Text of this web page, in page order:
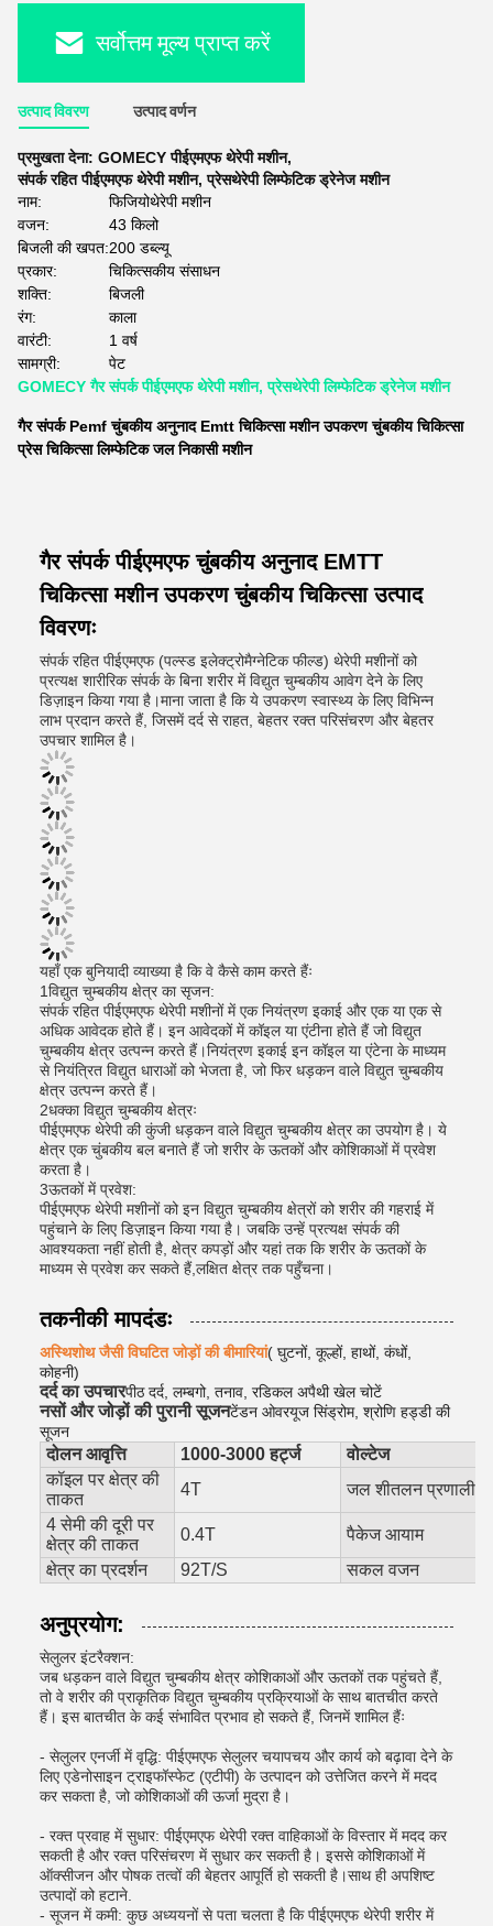
सर्वोत्तम मूल्य प्राप्त करें
उत्पाद विवरण उत्पाद वर्णन
प्रमुखता देना: GOMECY पीईएमएफ थेरेपी मशीन,
संपर्क रहित पीईएमएफ थेरेपी मशीन,प्रेसथेरेपी लिम्फेटिक ड्रेनेज मशीन
नाम:
फिजियोथेरेपी मशीन
वजन:
43 किलो
बिजली की खपत:200 डब्ल्यू
प्रकार:
चिकित्सकीय संसाधन
शक्ति:
बिजली
रंग:
काला
वारंटी:
1 वर्ष
सामग्री:
पेट
GOMECY गैर संपर्क पीईएमएफ थेरेपी मशीन, प्रेसथेरेपी लिम्फेटिक ड्रेनेज मशीन
गैर संपर्क Pemf चुंबकीय अनुनाद Emtt चिकित्सा मशीन उपकरण चुंबकीय चिकित्सा
प्रेस चिकित्सा लिम्फेटिक जल निकासी मशीन
गैर संपर्क पीईएमएफ चुंबकीय अनुनाद EMTT
चिकित्सा मशीन उपकरण चुंबकीय चिकित्सा उत्पाद
विवरणः
संपर्क रहित पीईएमएफ (पल्स्ड इलेक्ट्रोमैग्नेटिक फील्ड) थेरेपी मशीनों को
प्रत्यक्ष शारीरिक संपर्क के बिना शरीर में विद्युत चुम्बकीय आवेग देने के लिए
डिज़ाइन किया गया है।माना जाता है कि ये उपकरण स्वास्थ्य के लिए विभिन्न
लाभ प्रदान करते हैं, जिसमें दर्द से राहत, बेहतर रक्त परिसंचरण और बेहतर
उपचार शामिल है।
यहाँ एक बुनियादी व्याख्या है कि वे कैसे काम करते हैंः
1विद्युत चुम्बकीय क्षेत्र का सृजन:
संपर्क रहित पीईएमएफ थेरेपी मशीनों में एक नियंत्रण इकाई और एक या एक से
अधिक आवेदक होते हैं। इन आवेदकों में कॉइल या एंटीना होते हैं जो विद्युत
चुम्बकीय क्षेत्र उत्पन्न करते हैं।नियंत्रण इकाई इन कॉइल या एंटेना के माध्यम
से नियंत्रित विद्युत धाराओं को भेजता है, जो फिर धड़कन वाले विद्युत चुम्बकीय
क्षेत्र उत्पन्न करते हैं।
2धक्का विद्युत चुम्बकीय क्षेत्रः
पीईएमएफ थेरेपी की कुंजी धड़कन वाले विद्युत चुम्बकीय क्षेत्र का उपयोग है। ये
क्षेत्र एक चुंबकीय बल बनाते हैं जो शरीर के ऊतकों और कोशिकाओं में प्रवेश
करता है।
3ऊतकों में प्रवेश:
पीईएमएफ थेरेपी मशीनों को इन विद्युत चुम्बकीय क्षेत्रों को शरीर की गहराई में
पहुंचाने के लिए डिज़ाइन किया गया है। जबकि उन्हें प्रत्यक्ष संपर्क की
आवश्यकता नहीं होती है, क्षेत्र कपड़ों और यहां तक कि शरीर के ऊतकों के
माध्यम से प्रवेश कर सकते हैं,लक्षित क्षेत्र तक पहुँचना।
तकनीकी मापदंडः
अस्थिशोथ जैसी विघटित जोड़ों की बीमारियां( घुटनों, कूल्हों, हाथों, कंधों,
कोहनी)
दर्द का उपचारपीठ दर्द, लम्बगो, तनाव, रडिकल अपैथी खेल चोटें
नसों और जोड़ों की पुरानी सूजनटेंडन ओवरयूज सिंड्रोम, श्रोणि हड्डी की
सूजन
दोलन आवृत्ति 1000-3000 हर्ट्ज
वोल्टेज
कॉइल पर क्षेत्र की
ताकत
4T
जल शीतलन प्रणाली
4 सेमी की दूरी पर
क्षेत्र की ताकत
0.4T
पैकेज आयाम
क्षेत्र का प्रदर्शन
92T/S सकल वजन
अनुप्रयोग:
सेलुलर इंटरैक्शन:
जब धड़कन वाले विद्युत चुम्बकीय क्षेत्र कोशिकाओं और ऊतकों तक पहुंचते हैं,
तो वे शरीर की प्राकृतिक विद्युत चुम्बकीय प्रक्रियाओं के साथ बातचीत करते
हैं। इस बातचीत के कई संभावित प्रभाव हो सकते हैं, जिनमें शामिल हैंः
- सेलुलर एनर्जी में वृद्धि: पीईएमएफ सेलुलर चयापचय और कार्य को बढ़ावा देने के
लिए एडेनोसाइन ट्राइफॉस्फेट (एटीपी) के उत्पादन को उत्तेजित करने में मदद
कर सकता है, जो कोशिकाओं की ऊर्जा मुद्रा है।
- रक्त प्रवाह में सुधार: पीईएमएफ थेरेपी रक्त वाहिकाओं के विस्तार में मदद कर
सकती है और रक्त परिसंचरण में सुधार कर सकती है। इससे कोशिकाओं में
ऑक्सीजन और पोषक तत्वों की बेहतर आपूर्ति हो सकती है।साथ ही अपशिष्ट
उत्पादों को हटाने.
- सूजन में कमी: कुछ अध्ययनों से पता चलता है कि पीईएमएफ थेरेपी शरीर में